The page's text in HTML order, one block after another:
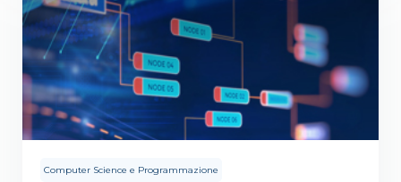
Computer Science e Programmazione